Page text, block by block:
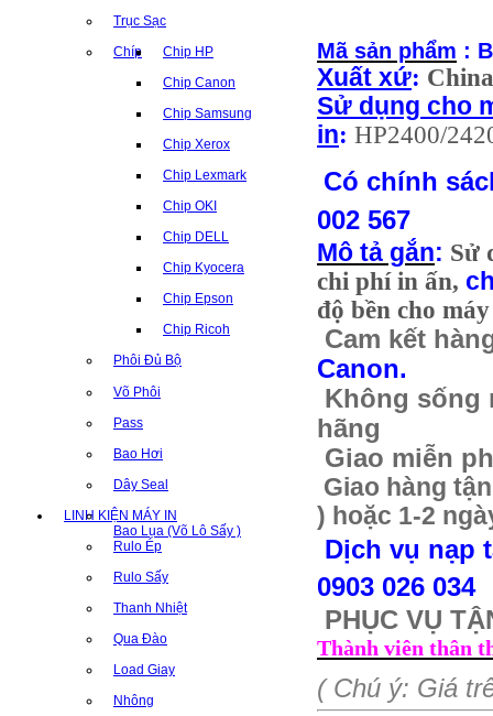
Trục Sạc
Chíp Chip HP
Chip Canon
Chip Samsung
Chip Xerox
Chip Lexmark
Chip OKI
Chip DELL
Chip Kyocera
Chip Epson
Chip Ricoh
Phôi Đủ Bộ
Võ Phôi
Pass
Bao Hơi
Dây Seal
LINH KIỆN MÁY IN
Bao Lụa (Võ Lô Sấy )
Rulo Ép
Rulo Sấy
Thanh Nhiệt
Qua Đào
Load Giay
Nhông
Mã sản phẩm :
Xuất xứ: China
Sử dụng cho
in: HP2400/
Có chính
002 567
Mô tả gắn: Sử
chi phí in ấn,
độ bền cho
Cam kết
Canon.
Không
hãng
Giao miễn
Giao hàng
) hoặc 1-2
Dịch vụ nạp
0903 026 034
PHỤC VỤ
Thành viên thân
( Chú ý: Giá